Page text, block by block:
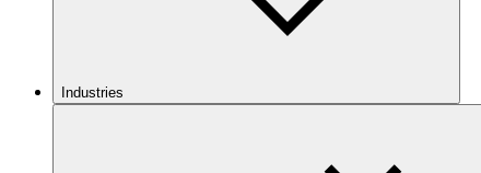
Industries